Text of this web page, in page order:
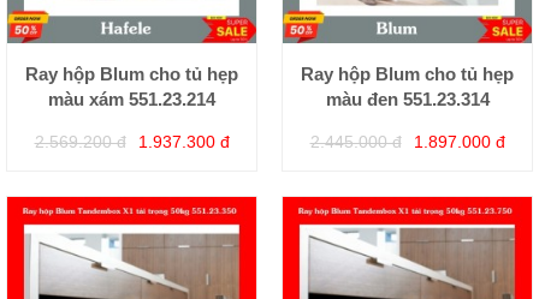
Ray hộp Blum cho tủ hẹp
màu xám 551.23.214
2.569.200 đ 1.937.300 đ
Ray hộp Blum cho tủ hẹp
màu đen 551.23.314
2.445.000 đ 1.897.000 đ